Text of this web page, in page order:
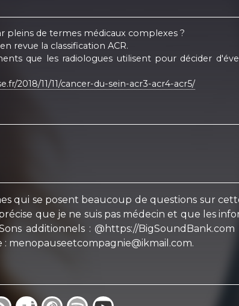
pleins de termes médicaux complexes ?
revue la classification ACR.
que les radiologues utilisent pour décider
2018/11/11/cancer-du-sein-acr3-acr4-acr5/
qui se posent beaucoup de questions sur
que je ne suis pas médecin et que les
additionnels : @https://
: menopauseetcompagnie@ikmail.com.